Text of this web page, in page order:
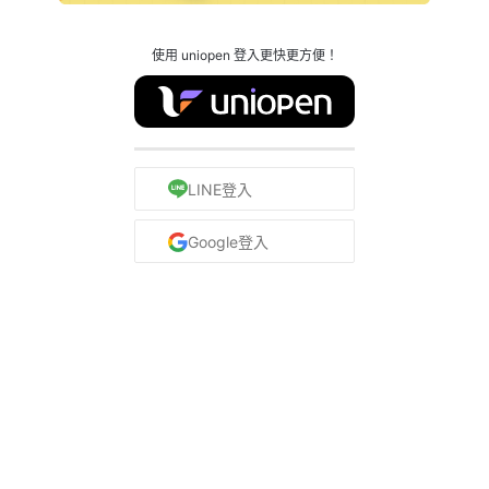
使用 uniopen 登入更快更方便！
LINE登入
Google登入